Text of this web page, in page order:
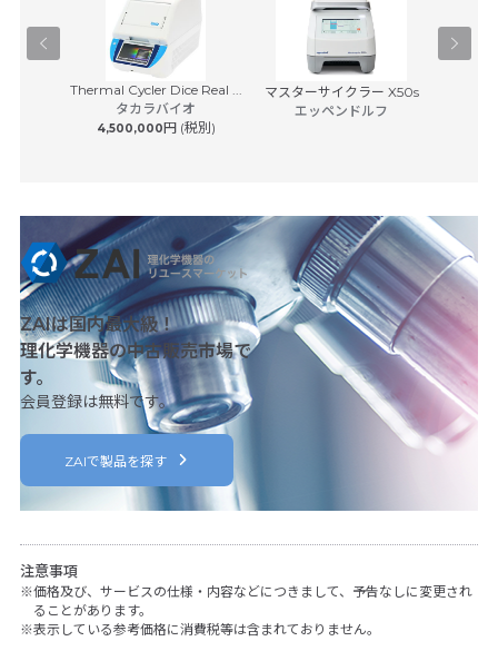
Thermal Cycler Dice Real ...
タカラバイオ
4,500,000円 (税別)
マスターサイクラー X50s
エッペンドルフ
ZAIは国内最大級！
理化学機器の中古販売市場で
す。
会員登録は無料です。
ZAIで製品を探す
注意事項
価格及び、サービスの仕様・内容などにつきまして、予告なしに変更され
ることがあります。
表示している参考価格に消費税等は含まれておりません。